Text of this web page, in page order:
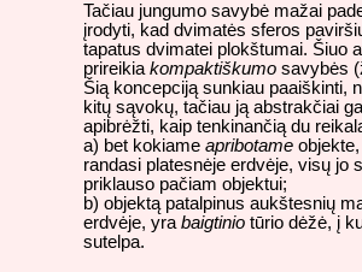
Tačiau jungumo savybė mažai
įrodyti, kad dvimatės sferos
tapatus dvimatei plokštumai. Šiuo
prireikia kompaktiškumo savybės
Šią koncepciją sunkiau paaiškinti,
kitų sąvokų, tačiau ją abstrakčiai
apibrėžti, kaip tenkinančią du
a) bet kokiame apribotame
randasi platesnėje erdvėje, visų jo
priklauso pačiam objektui;
b) objektą patalpinus aukštesnių
erdvėje, yra baigtinio tūrio dėžė, į
sutelpa.